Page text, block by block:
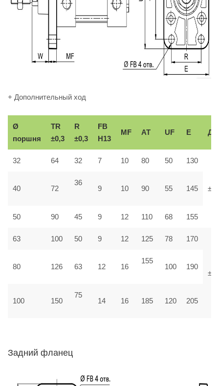
+ Дополнительный ход
Ø
поршня
TR
±0,3
R
±0,3
FB
H13
MF AT UF E
32 64 32 7 10 80 50 130
40 72
36
9 10 90 55 145
50 90 45 9 12 110 68 155
63 100 50 9 12 125 78 170
80 126 63 12 16
155
100 190
100 150
75
14 16 185 120 205
Задний фланец